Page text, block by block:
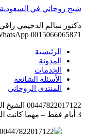
Skip
content
شيخ روحاني في السعودية
دكتور سالم الدحيمي
0015066065871 WhatsApp | واتس آب .
الرئيسية
المدونة
الخدمات
الأسئلة الشائعة
المنتدى الروحاني
3 أيام فقط – مهما كانت المسافات والعقبات